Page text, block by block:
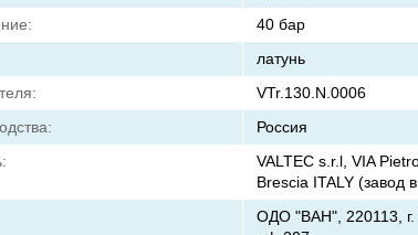
40 бар
латунь
VTr.130.N.0006
Россия
VALTEC s.r.l, VIA
Brescia ITALY (завод
ОДО "ВАН", 220113, г.